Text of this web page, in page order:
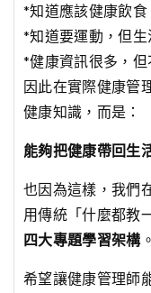
*知道應該健康飲
*知道要運動，但
*健康資訊很多，
因此在實際健康管
健康知識，而是：
能夠把健康帶回生
也因為這樣，我們
用傳統「什麼都教
四大專題學習架構。
希望讓健康管理師